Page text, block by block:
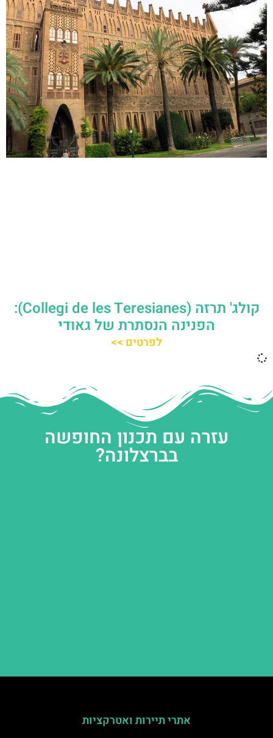
קולג' תרזה (Collegi de les Teresianes):
הפנינה הנסתרת של גאודי
לפרטים >>
עזרה עם תכנון החופשה
בברצלונה?
אתרי תיירות ואטרקציות